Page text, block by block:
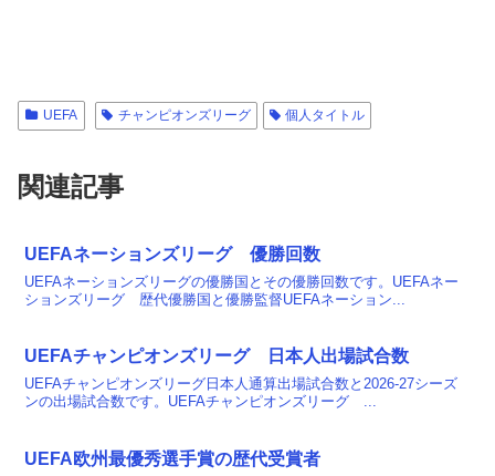
UEFA チャンピオンズリーグ 個人タイトル
関連記事
UEFAネーションズリーグ 優勝回数
UEFAネーションズリーグの優勝国とその優勝回数です。UEFAネー
ションズリーグ 歴代優勝国と優勝監督UEFAネーション...
UEFAチャンピオンズリーグ 日本人出場試合数
UEFAチャンピオンズリーグ日本人通算出場試合数と2026-27シーズ
ンの出場試合数です。UEFAチャンピオンズリーグ ...
UEFA欧州最優秀選手賞の歴代受賞者